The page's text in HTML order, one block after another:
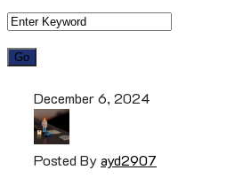
December 6, 2024
Posted Byayd2907